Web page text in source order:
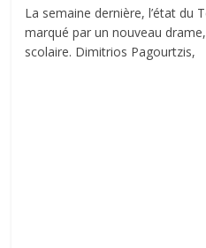
La semaine dernière, l’état du
marqué par un nouveau
scolaire. Dimitrios Pagourtzis,